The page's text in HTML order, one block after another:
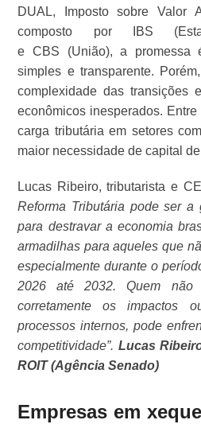
DUAL, Imposto sobre Valor
composto por IBS
e CBS (União), a promessa
simples e transparente.
complexidade das transições
econômicos inesperados.
carga tributária em setores
maior necessidade de capital
Lucas Ribeiro, tributarista e
Reforma Tributária pode ser a
para destravar a economia
armadilhas para aqueles que
especialmente durante o
2026 até 2032. Quem não
corretamente os impactos
processos internos, pode
competitividade”. Lucas
ROIT (Agência Senado)
Empresas em